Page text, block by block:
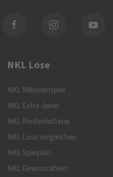
NKL Lose
NKL Millionenspiel
NKL Extra-Joker
NKL Rentenlotterie
NKL Lose vergleichen
NKL Spielplan
NKL Gewinnzahlen